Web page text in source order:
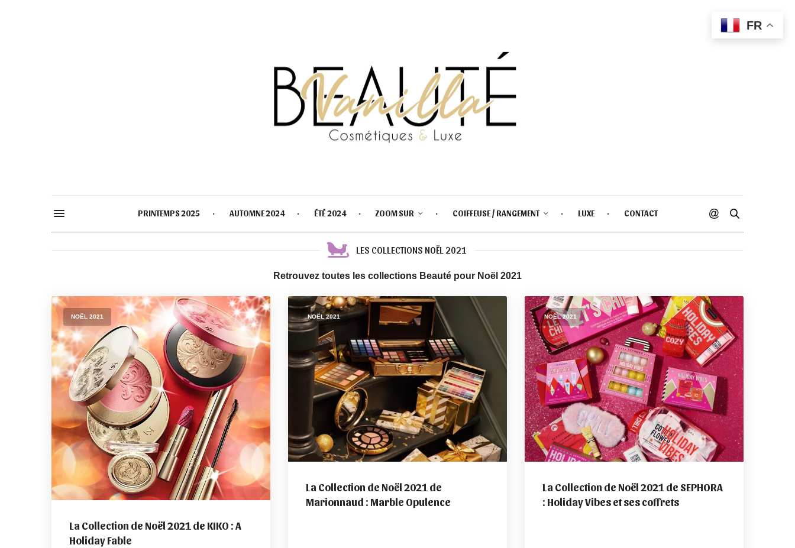
PRINTEMPS 2025 AUTOMNE 2024 ÉTÉ 2024 ZOOM SUR COIFFEUSE / RANGEMENT LUXE CONTACT
LES COLLECTIONS NOËL 2021
Retrouvez toutes les collections Beauté pour Noël 2021
NOËL 2021
La Collection de Noël 2021 de KIKO : A
Holiday Fable
NOËL 2021
La Collection de Noël 2021 de
Marionnaud : Marble Opulence
NOËL 2021
La Collection de Noël 2021 de SEPHORA
: Holiday Vibes et ses coffrets
FR